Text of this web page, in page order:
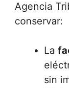
Agencia
conservar:
La
sin